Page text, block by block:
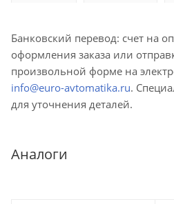
Банковский перевод: счет на
оформления заказа или
произвольной форме на
info@euro-avtomatika.ru.
для уточнения деталей.
Аналоги